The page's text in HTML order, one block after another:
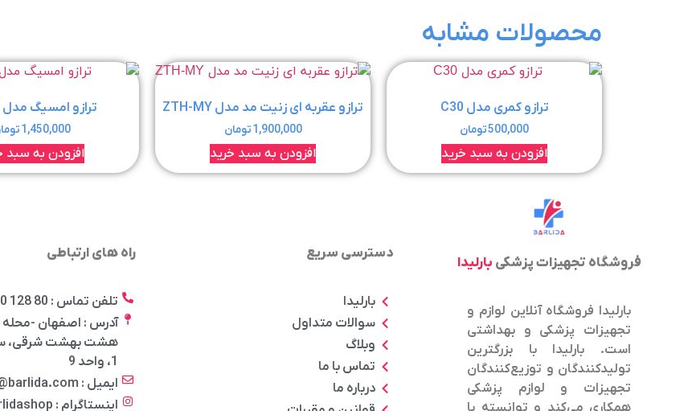
محصولات مشابه
ترازو کمری مدل C30
500,000تومان
افزودن به سبد خرید
ترازو عقربه ای زنیت مد مدل ZTH-MY
1,900,000تومان
افزودن به سبد خرید
ترازو امسیگ مدل GW35
1,450,000
افزودن به سبد
فروشگاه تجهیزات پزشکی بارلیدا
بارلیدا فروشگاه آنلاین لوازم و
تجهیزات پزشکی و بهداشتی
است. بارلیدا با بزرگترین
تولیدکنندگان و توزیع‌کنندگان
تجهیزات و لوازم پزشکی
همکاری می‌کند و توانسته با
دسترسی سریع
بارلیدا
سوالات متداول
وبلاگ
تماس با ما
درباره ما
راه های ارتباطی
تلفن تماس : 80 128 910 031
آدرس : اصفهان -محله
هشت بهشت شرقی،
1، واحد 9
ایمیل : info@barlida.com
اینستاگرام : barlidashop